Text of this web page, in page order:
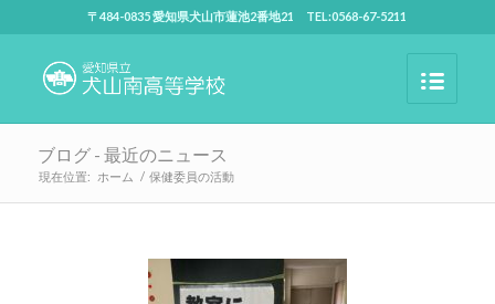
〒484-0835 愛知県犬山市蓮池2番地21 TEL:0568-67-5211
ブログ - 最近のニュース
現在位置: ホーム / 保健委員の活動